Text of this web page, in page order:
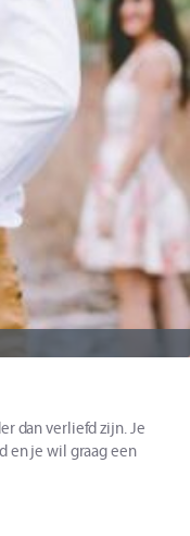
dan verliefd zijn. Je
en je wil graag een